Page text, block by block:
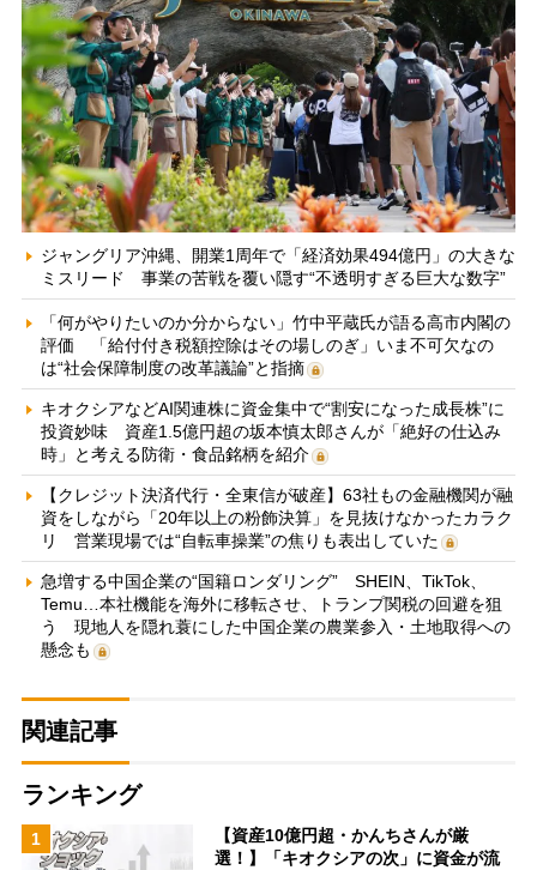
ジャングリア沖縄、開業1周年で「経済効果494億円」の大きな
ミスリード 事業の苦戦を覆い隠す“不透明すぎる巨大な数字”
「何がやりたいのか分からない」竹中平蔵氏が語る高市内閣の
評価 「給付付き税額控除はその場しのぎ」いま不可欠なの
は“社会保障制度の改革議論”と指摘
キオクシアなどAI関連株に資金集中で“割安になった成長株”に
投資妙味 資産1.5億円超の坂本慎太郎さんが「絶好の仕込み
時」と考える防衛・食品銘柄を紹介
【クレジット決済代行・全東信が破産】63社もの金融機関が融
資をしながら「20年以上の粉飾決算」を見抜けなかったカラク
リ 営業現場では“自転車操業”の焦りも表出していた
急増する中国企業の“国籍ロンダリング” SHEIN、TikTok、
Temu…本社機能を海外に移転させ、トランプ関税の回避を狙
う 現地人を隠れ蓑にした中国企業の農業参入・土地取得への
懸念も
関連記事
ランキング
1
【資産10億円超・かんちさんが厳
選！】「キオクシアの次」に資金が流